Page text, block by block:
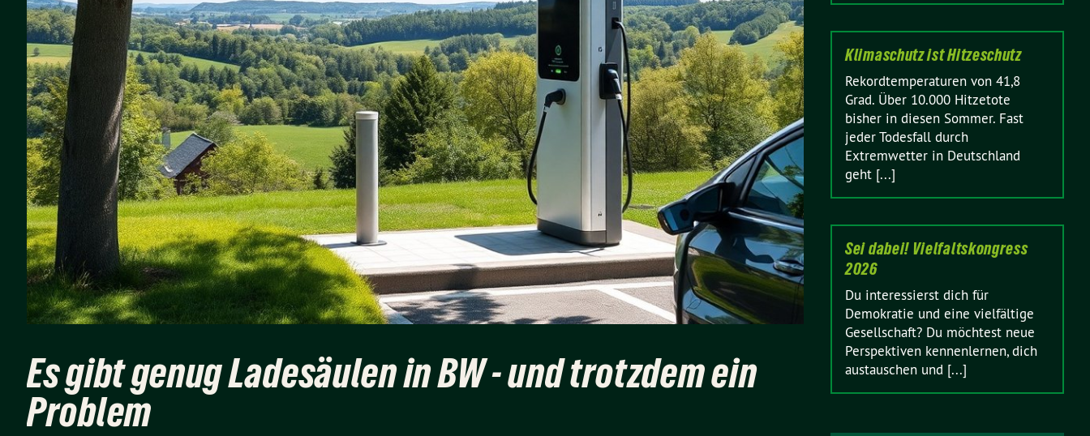
Es gibt genug Ladesäulen in BW - und trotzdem ein
Problem
Klimaschutz ist Hitzeschutz
Rekordtemperaturen von 41,8
Grad. Über 10.000 Hitzetote
bisher in diesen Sommer. Fast
jeder Todesfall durch
Extremwetter in Deutschland
geht [...]
Sei dabei! Vielfaltskongress
2026
Du interessierst dich für
Demokratie und eine vielfältige
Gesellschaft? Du möchtest neue
Perspektiven kennenlernen, dich
austauschen und [...]